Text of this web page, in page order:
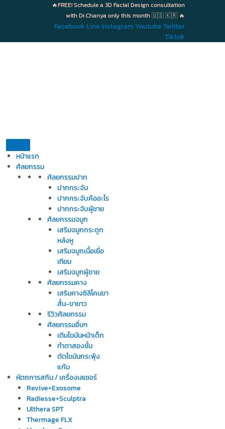
🔥FREE! Schedule a 3D Facial Design consultation
with Dr.Chanya only this month 🇺🇸 🇰🇷 🔥
Facebook Line Instagram Youtube Twitter
Tiktok
หน้าแรก
ศัลยกรรม
ศัลยกรรมปาก
ปากกระจับ
ปากกระจับคืออะไร
ปากกระจับผู้ชาย
ศัลยกรรมจมูก
เสริมจมูกกระดูก
หลังหู
เสริมจมูกเนื้อเยื่อ
เทียม
เสริมจมูกผู้ชาย
ศัลยกรรมคาง
เสริมคางซิลิโคนขา
สั้น-ขายาว
รีวิวศัลยกรรม
ศัลยกรรมอื่นๆ
เติมไขมันหน้าเด็ก
ทำตาสองชั้น
ตัดไขมันกระพุ้ง
แก้ม
หัตถการสกิน / เครื่องเลเซอร์
Revive+Exosome
Radiesse+Sculptra
Ulthera SPT
Thermage FLX